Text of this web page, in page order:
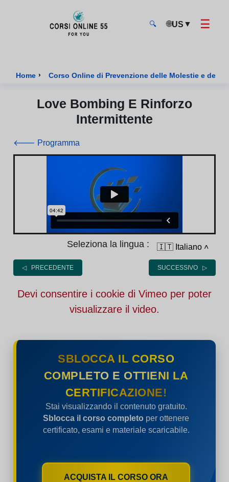
🔍 🌐US ▼ ☰
Home › Corso Online di Prevenzione delle Molestie e della
Love Bombing E Rinforzo
Intermittente
🡐 Programma
Seleziona la lingua : 🇮🇹 Italiano ˄
◁ PRECEDENTE SUCCESSIVO ▷
Devi consentire i cookie di Vimeo per poter
visualizzare il video.
SBLOCCA IL CORSO
COMPLETO E OTTIENI LA
CERTIFICAZIONE!
Stai visualizzando il contenuto gratuito.
Sblocca il corso completo per ottenere
certificato, esami e materiale scaricabile.
ACQUISTA IL CORSO ORA